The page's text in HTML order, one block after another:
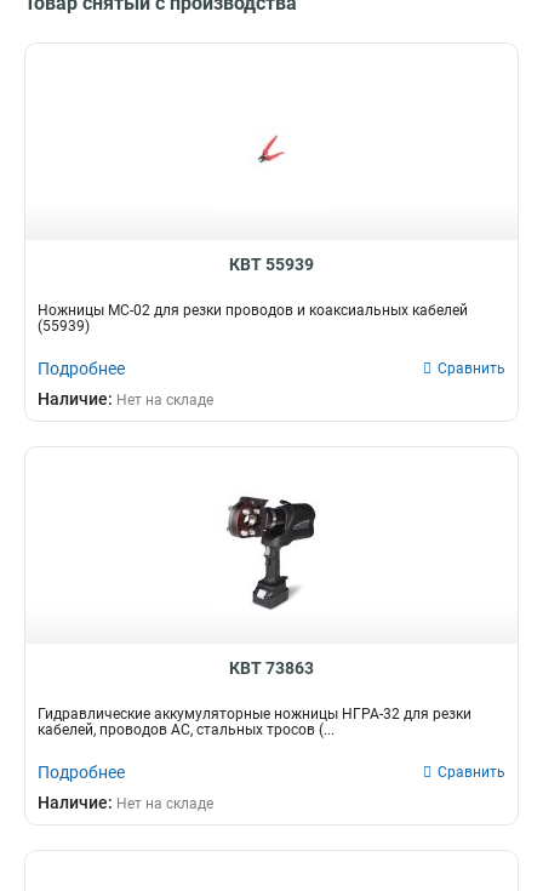
КВТ 55939
Ножницы MC-02 для резки проводов и коаксиальных кабелей
(55939)
Подробнее Сравнить
Наличие: Нет на складе
КВТ 73863
Гидравлические аккумуляторные ножницы НГРА-32 для резки
кабелей, проводов АС, стальных тросов (...
Подробнее Сравнить
Наличие: Нет на складе